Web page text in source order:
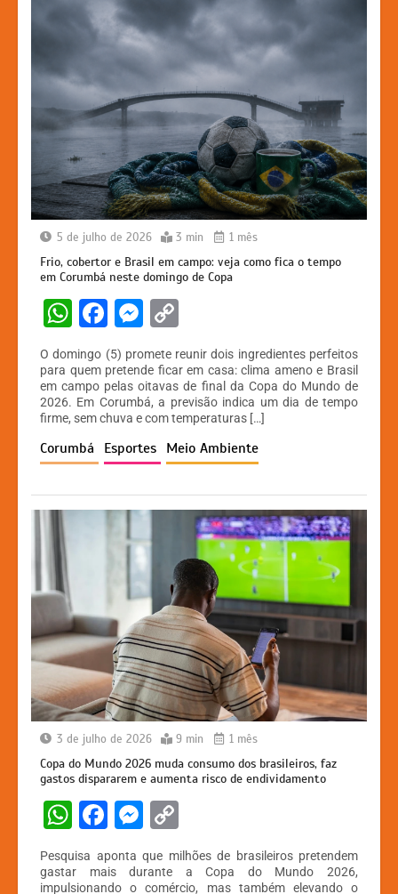
5 de julho de 2026 3 min 1 mês
Frio, cobertor e Brasil em campo: veja como fica o tempo
em Corumbá neste domingo de Copa
W
h
at
s
A
p
F
a
c
e
b
o
k
M
s
s
e
n
er
p
y
Li
n
O domingo (5) promete reunir dois ingredientes perfeitos
para quem pretende ficar em casa: clima ameno e Brasil
em campo pelas oitavas de final da Copa do Mundo de
2026. Em Corumbá, a previsão indica um dia de tempo
firme, sem chuva e com temperaturas […]
Corumbá Esportes Meio Ambiente
3 de julho de 2026 9 min 1 mês
Copa do Mundo 2026 muda consumo dos brasileiros, faz
gastos dispararem e aumenta risco de endividamento
W
h
at
F
c
M
s
o
p
Pesquisa aponta que milhões de brasileiros pretendem
gastar mais durante a Copa do Mundo 2026,
impulsionando o comércio, mas também elevando o